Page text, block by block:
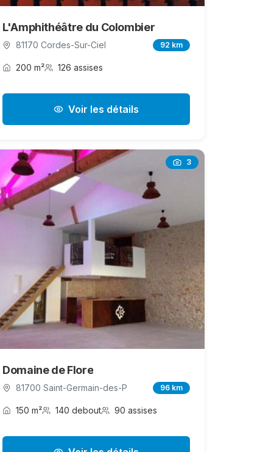
L'Amphithéâtre du Colombier
81170 Cordes-Sur-Ciel 92 km
200 m² 126 assises
Voir les détails
3
Domaine de Flore
81700 Saint-Germain-des-P 96 km
150 m² 140 debout 90 assises